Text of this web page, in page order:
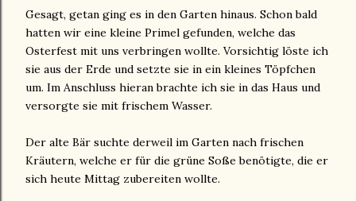
Gesagt, getan ging es in den Garten hinaus. Schon bald
hatten wir eine kleine Primel gefunden, welche das
Osterfest mit uns verbringen wollte. Vorsichtig löste ich
sie aus der Erde und setzte sie in ein kleines Töpfchen
um. Im Anschluss hieran brachte ich sie in das Haus und
versorgte sie mit frischem Wasser.
Der alte Bär suchte derweil im Garten nach frischen
Kräutern, welche er für die grüne Soße benötigte, die er
sich heute Mittag zubereiten wollte.